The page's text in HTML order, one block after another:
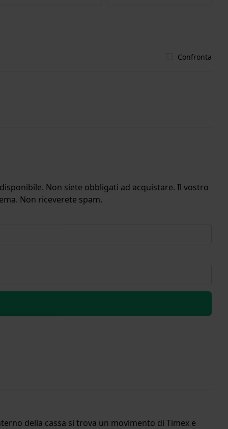
Confronta
Non siete obbligati ad acquistare. Il vostro
Non riceverete spam.
della cassa si trova un movimento di Timex e